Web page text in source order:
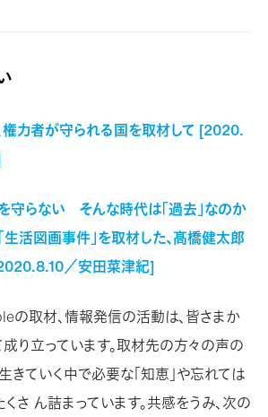
権力者が守られる国を取材して [2020.
守らない そんな時代は「過去」なのか
活図画事件」を取材した、髙橋健太郎
／安田菜津紀]
取材、情報発信の活動は、皆さまか
り立っています。取材先の方々の声の
きていく中で必要な「知恵」や忘れては
くさ ん詰まっています。共感をうみ、次の